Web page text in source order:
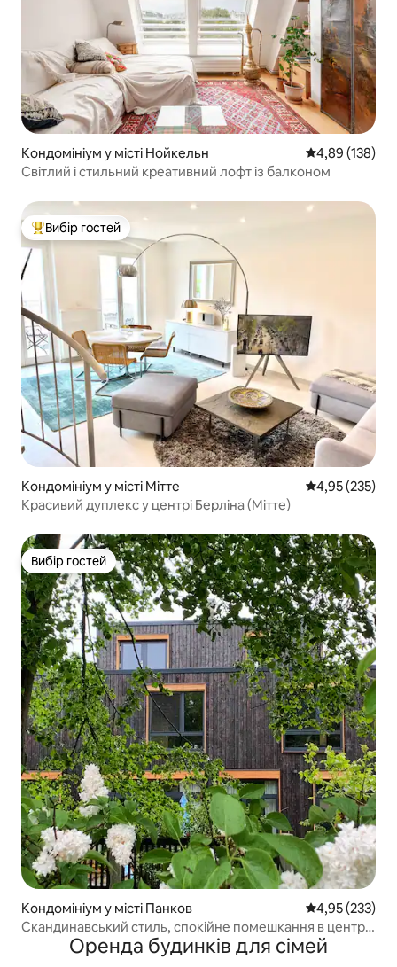
Кондомініум у місті Нойкельн Середня
4,89 (138)
Світлий і стильний креативний лофт із балконом
Топ вибір гостей
Вибір гостей
Кондомініум у місті Мітте Середня
4,95 (235)
Красивий дуплекс у центрі Берліна (Мітте)
Вибір гостей
Вибір гостей
Кондомініум у місті Панков Середня
4,95 (233)
Скандинавський стиль, спокійне помешкання в центрі
БерлінаОренда будинків для сімей